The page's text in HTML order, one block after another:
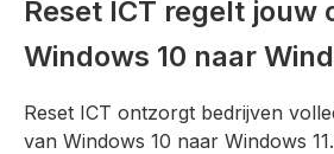
Reset ICT regelt jouw
Windows 10 naar
Reset ICT ontzorgt bedrijven
van Windows 10 naar Windows